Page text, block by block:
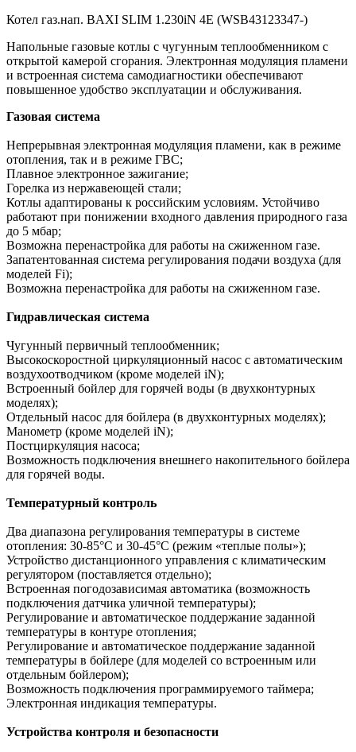
Котел газ.нап. BAXI SLIM 1.230iN 4E (WSB43123347-)
Напольные газовые котлы с чугунным теплообменником с
открытой камерой сгорания. Электронная модуляция пламени
и встроенная система самодиагностики обеспечивают
повышенное удобство эксплуатации и обслуживания.
Газовая система
Непрерывная электронная модуляция пламени, как в режиме
отопления, так и в режиме ГВС;
Плавное электронное зажигание;
Горелка из нержавеющей стали;
Котлы адаптированы к российским условиям. Устойчиво
работают при понижении входного давления природного газа
до 5 мбар;
Возможна перенастройка для работы на сжиженном газе.
Запатентованная система регулирования подачи воздуха (для
моделей Fi);
Возможна перенастройка для работы на сжиженном газе.
Гидравлическая система
Чугунный первичный теплообменник;
Высокоскоростной циркуляционный насос с автоматическим
воздухоотводчиком (кроме моделей iN);
Встроенный бойлер для горячей воды (в двухконтурных
моделях);
Отдельный насос для бойлера (в двухконтурных моделях);
Манометр (кроме моделей iN);
Постциркуляция насоса;
Возможность подключения внешнего накопительного бойлера
для горячей воды.
Температурный контроль
Два диапазона регулирования температуры в системе
отопления: 30-85°С и 30-45°С (режим «теплые полы»);
Устройство дистанционного управления с климатическим
регулятором (поставляется отдельно);
Встроенная погодозависимая автоматика (возможность
подключения датчика уличной температуры);
Регулирование и автоматическое поддержание заданной
температуры в контуре отопления;
Регулирование и автоматическое поддержание заданной
температуры в бойлере (для моделей со встроенным или
отдельным бойлером);
Возможность подключения программируемого таймера;
Электронная индикация температуры.
Устройства контроля и безопасности